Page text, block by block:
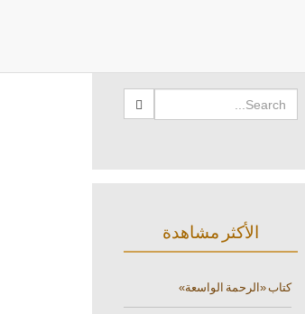
الأكثر مشاهدة
كتاب «الرحمة الواسعة»